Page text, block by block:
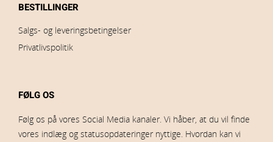
BESTILLINGER
Salgs- og leveringsbetingelser
Privatlivspolitik
FØLG OS
Følg os på vores Social Media kanaler. Vi håber, at du vil finde
vores indlæg og statusopdateringer nyttige. Hvordan kan vi